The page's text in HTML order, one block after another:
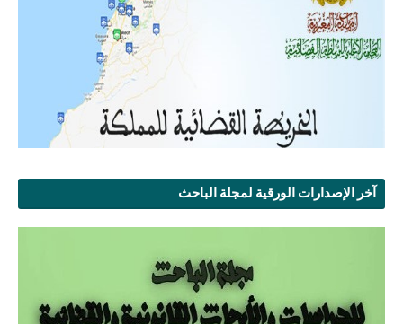
آخر الإصدارات الورقية لمجلة الباحث